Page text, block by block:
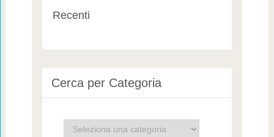
Recenti
Cerca per Categoria
Cerca